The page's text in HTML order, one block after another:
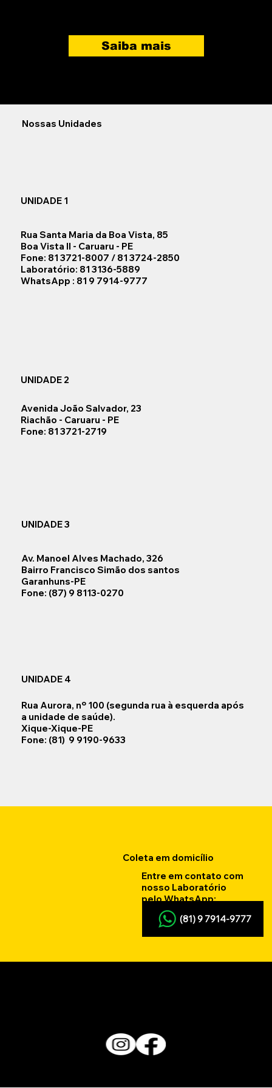
Saiba mais
Nossas Unidades
UNIDADE 1
Rua Santa Maria da Boa Vista, 85
Boa Vista II - Caruaru - PE
Fone: 81 3721-8007 / 81 3724-2850
Laboratório: 81 3136-5889
WhatsApp : 81 9 7914-9777
UNIDADE 2
Avenida João Salvador, 23
Riachão - Caruaru - PE
Fone: 81 3721-2719
UNIDADE 3
Av. Manoel Alves Machado, 326
Bairro Francisco Simão dos santos
Garanhuns-PE
Fone: (87) 9 8113-0270
UNIDADE 4
Rua Aurora, nº 100 (segunda rua à esquerda após
a unidade de saúde).
Xique-Xique-PE
Fone: (81) 9 9190-9633
Coleta em domicílio
Entre em contato com
nosso Laboratório
pelo WhatsApp:
(81) 9 7914-9777
Desenvolvido por Agência Arretado Marketing Digital